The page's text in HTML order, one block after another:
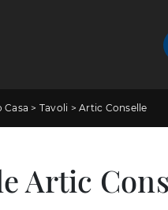
> Tavoli >Artic Conselle
Artic